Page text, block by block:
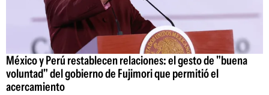
México y Perú restablecen relaciones: el gesto de "buena
voluntad" del gobierno de Fujimori que permitió el
acercamiento